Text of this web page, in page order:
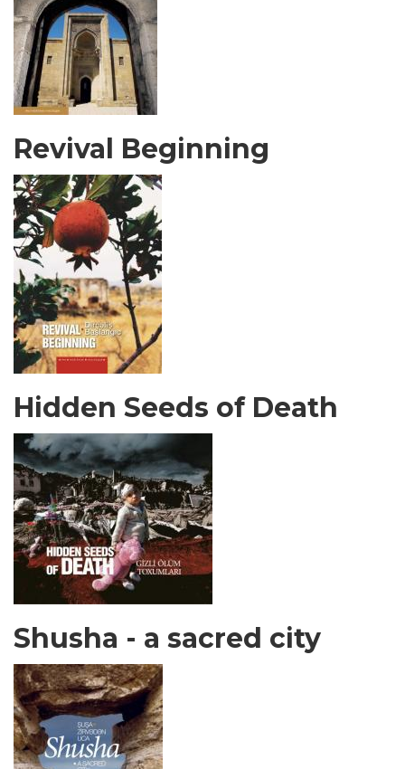
Revival Beginning
Hidden Seeds of Death
Shusha - a sacred city